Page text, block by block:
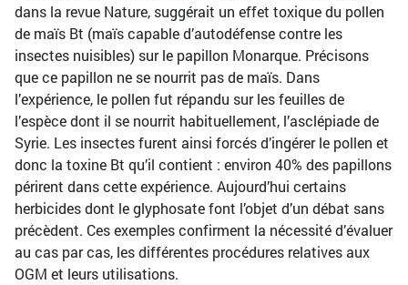
dans la revue Nature, suggérait un effet toxique du pollen
de maïs Bt (maïs capable d’autodéfense contre les
insectes nuisibles) sur le papillon Monarque. Précisons
que ce papillon ne se nourrit pas de maïs. Dans
l’expérience, le pollen fut répandu sur les feuilles de
l’espèce dont il se nourrit habituellement, l’asclépiade de
Syrie. Les insectes furent ainsi forcés d’ingérer le pollen et
donc la toxine Bt qu’il contient : environ 40% des papillons
périrent dans cette expérience. Aujourd’hui certains
herbicides dont le glyphosate font l’objet d’un débat sans
précèdent. Ces exemples confirment la nécessité d’évaluer
au cas par cas, les différentes procédures relatives aux
OGM et leurs utilisations.